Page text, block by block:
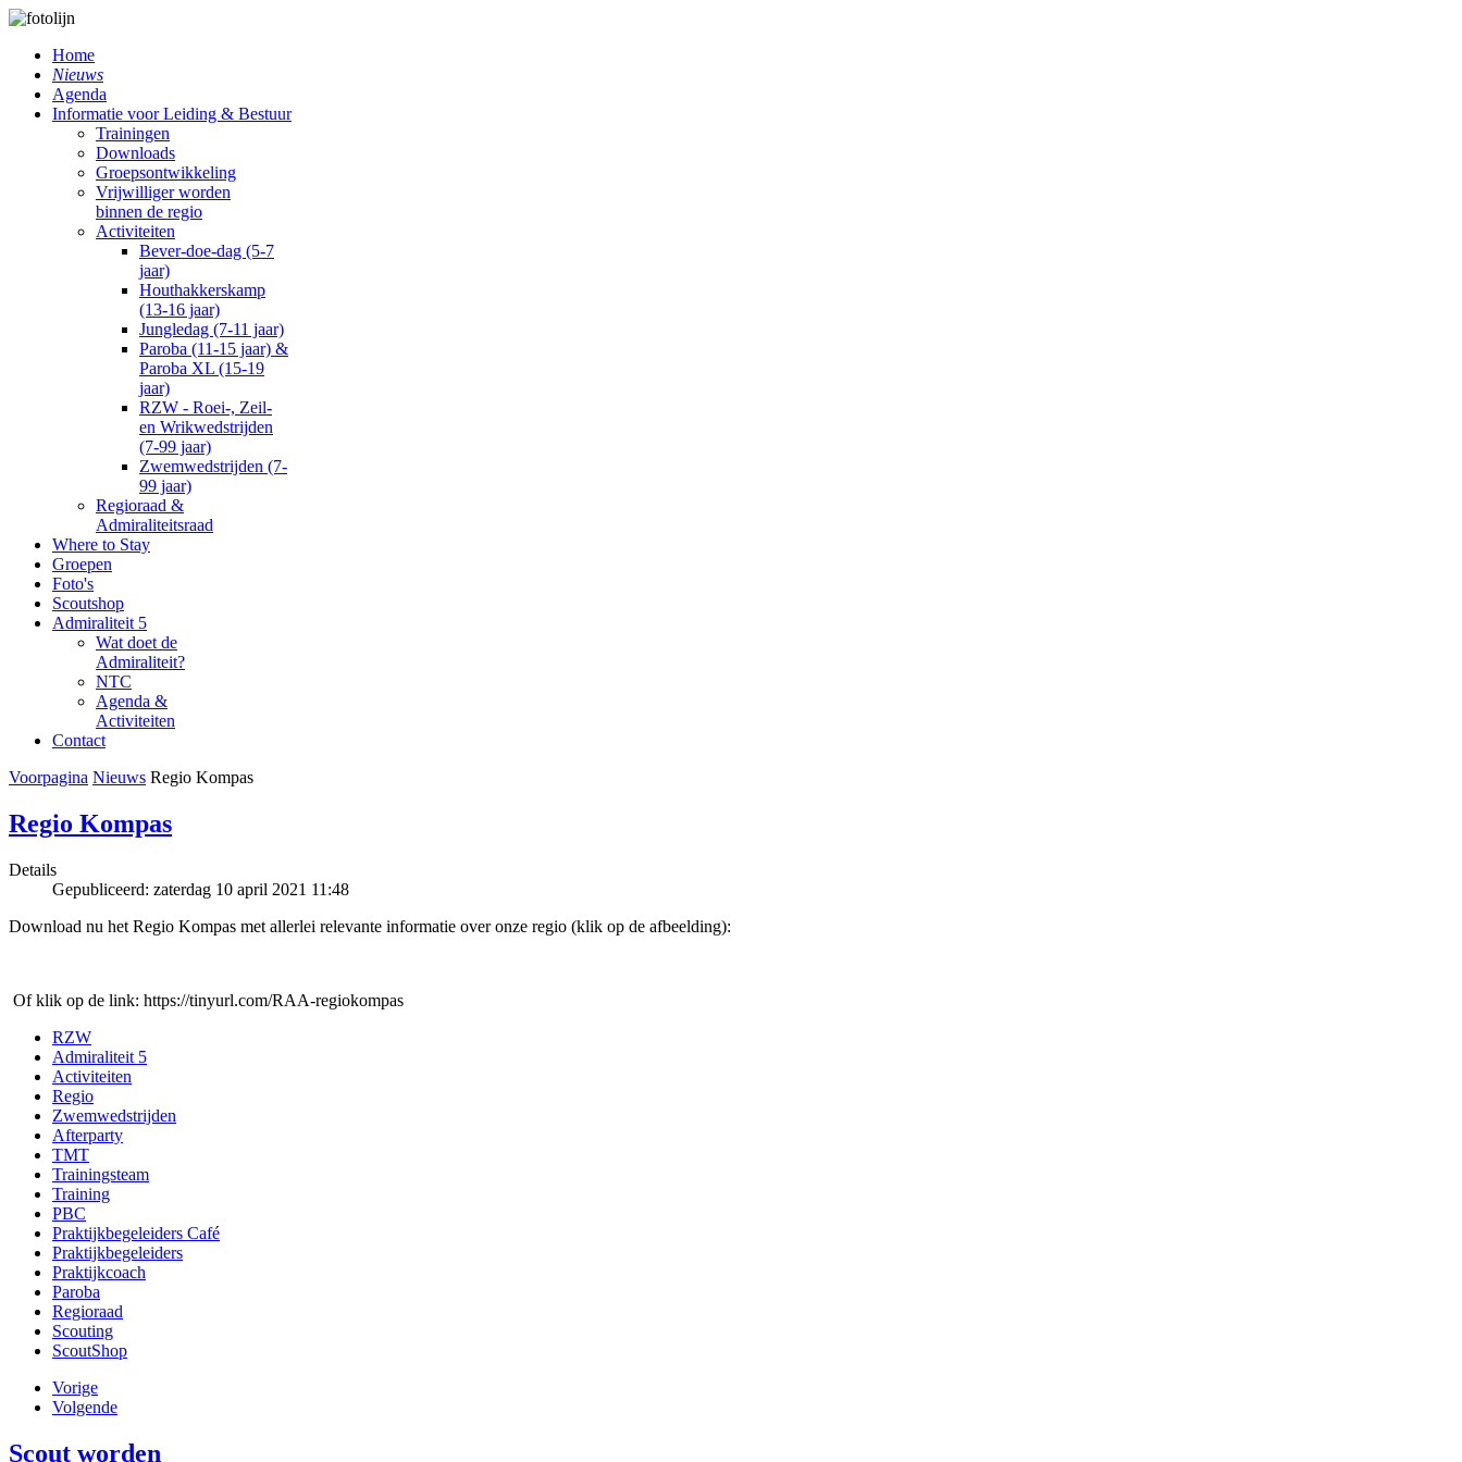
Home
Nieuws
Agenda
Informatie voor Leiding & Bestuur
Trainingen
Downloads
Groepsontwikkeling
Vrijwilliger worden
binnen de regio
Activiteiten
Bever-doe-dag (5-7
jaar)
Houthakkerskamp
(13-16 jaar)
Jungledag (7-11 jaar)
Paroba (11-15 jaar) &
Paroba XL (15-19
jaar)
RZW - Roei-, Zeil-
en Wrikwedstrijden
(7-99 jaar)
Zwemwedstrijden (7-
99 jaar)
Regioraad &
Admiraliteitsraad
Where to Stay
Groepen
Foto's
Scoutshop
Admiraliteit 5
Wat doet de
Admiraliteit?
NTC
Agenda &
Activiteiten
Contact
Voorpagina Nieuws Regio Kompas
Regio Kompas
Details
Gepubliceerd: zaterdag 10 april 2021 11:48
Download nu het Regio Kompas met allerlei relevante informatie over onze regio (klik op de afbeelding):
Of klik op de link: https://tinyurl.com/RAA-regiokompas
RZW
Admiraliteit 5
Activiteiten
Regio
Zwemwedstrijden
Afterparty
TMT
Trainingsteam
Training
PBC
Praktijkbegeleiders Café
Praktijkbegeleiders
Praktijkcoach
Paroba
Regioraad
Scouting
ScoutShop
Vorige
Volgende
Scout worden